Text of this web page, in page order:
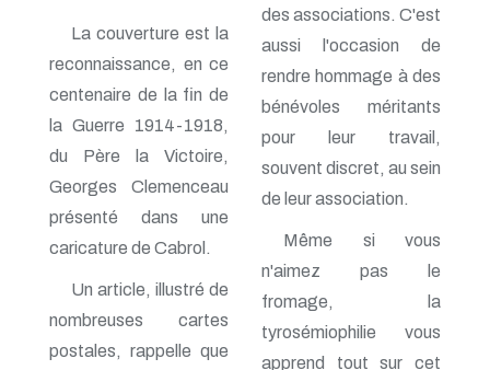
n° 134 - Janvier 2008
n° 132 - Juillet 2007
n° 131 - Avril 2007
n° 130 - Janvier 2007
n° 129 - Octobre 2006
n° 128 - Juillet 2006
n° 127 - Avril 2006
n° 125 - Octobre 2005
n° 124 - Juillet 2005
n° 122 - Janvier 2005
n° 121 - Octobre 2004
n° 119 - Avril 2004
La couverture est la
reconnaissance, en ce
centenaire de la fin de
la Guerre 1914-1918,
du Père la Victoire,
Georges Clemenceau
présenté dans une
caricature de Cabrol.
Un article, illustré de
nombreuses cartes
postales, rappelle que
des associations. C'est
aussi l'occasion de
rendre hommage à des
bénévoles méritants
pour leur travail,
souvent discret, au sein
de leur association.
Même si vous
n'aimez pas le
fromage, la
tyrosémiophilie vous
apprend tout sur cet